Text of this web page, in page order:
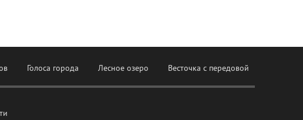
Голоса города Лесное озеро Весточка с передовой